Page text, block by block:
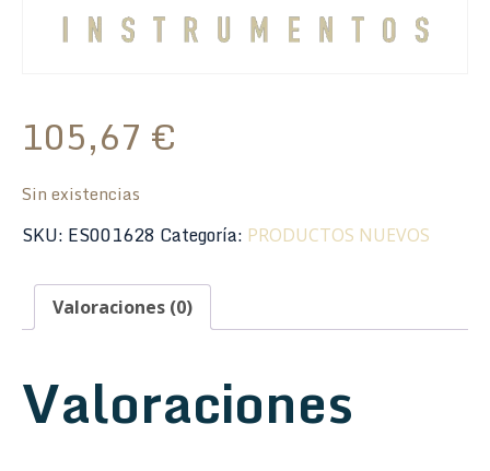
105,67 €
Sin existencias
SKU: ES001628 Categoría: PRODUCTOS NUEVOS
Valoraciones (0)
Valoraciones